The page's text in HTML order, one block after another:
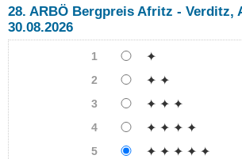
28. ARBÖ Bergpreis Afritz - Verditz,
30.08.2026
1 ✦
2 ✦ ✦
3 ✦ ✦ ✦
4 ✦ ✦ ✦ ✦
5 ✦ ✦ ✦ ✦ ✦